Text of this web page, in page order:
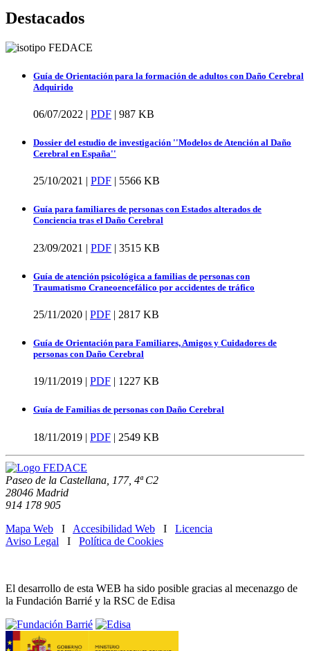
Destacados
Guía de Orientación para la formación de adultos con Daño Cerebral
Adquirido
06/07/2022 | PDF | 987 KB
Dossier del estudio de investigación ''Modelos de Atención al Daño
Cerebral en España''
25/10/2021 | PDF | 5566 KB
Guía para familiares de personas con Estados alterados de
Conciencia tras el Daño Cerebral
23/09/2021 | PDF | 3515 KB
Guía de atención psicológica a familias de personas con
Traumatismo Craneoencefálico por accidentes de tráfico
25/11/2020 | PDF | 2817 KB
Guía de Orientación para Familiares, Amigos y Cuidadores de
personas con Daño Cerebral
19/11/2019 | PDF | 1227 KB
Guía de Familias de personas con Daño Cerebral
18/11/2019 | PDF | 2549 KB
Paseo de la Castellana, 177, 4ª C2
28046 Madrid
914 178 905
Mapa Web I Accesibilidad Web I Licencia
Aviso Legal I Política de Cookies
El desarrollo de esta WEB ha sido posible gracias al mecenazgo de
la Fundación Barrié y la RSC de Edisa